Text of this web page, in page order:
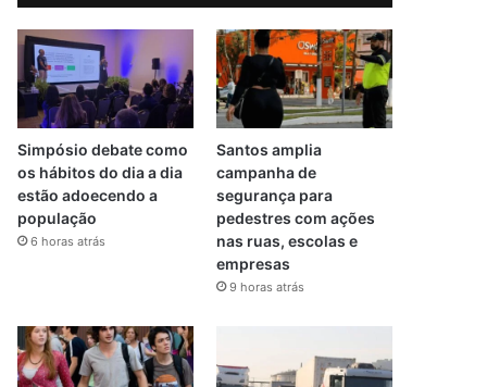
Simpósio debate como
os hábitos do dia a dia
estão adoecendo a
população
6 horas atrás
Santos amplia
campanha de
segurança para
pedestres com ações
nas ruas, escolas e
empresas
9 horas atrás